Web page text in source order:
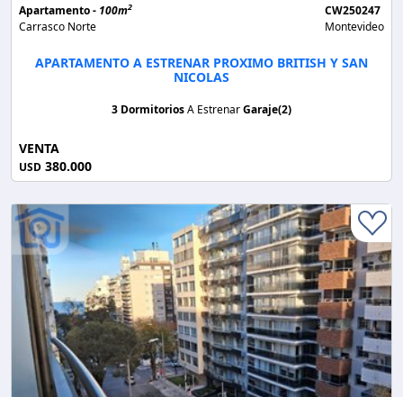
Apartamento - 100m2
Carrasco Norte
CW250247
Montevideo
APARTAMENTO A ESTRENAR PROXIMO BRITISH Y SAN
NICOLAS
3 DormitoriosA EstrenarGaraje(2)
VENTA
USD 380.000